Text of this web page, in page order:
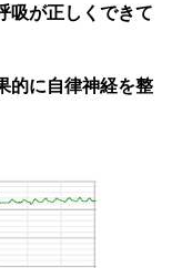
吸が正しくできて
的に自律神経を整